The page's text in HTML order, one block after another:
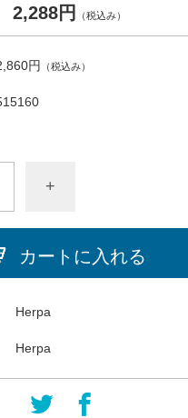
2,288円 （税込み）
円 （税込み）
+
カートに入れる
Herpa
Herpa